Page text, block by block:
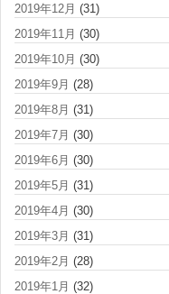
2019年12月 (31)
2019年11月 (30)
2019年10月 (30)
2019年9月 (28)
2019年8月 (31)
2019年7月 (30)
2019年6月 (30)
2019年5月 (31)
2019年4月 (30)
2019年3月 (31)
2019年2月 (28)
2019年1月 (32)